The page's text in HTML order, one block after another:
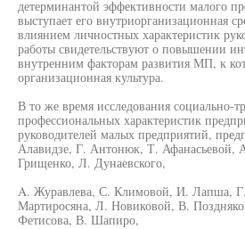
детерминантой эффективности малого
выступает его внутриорганизационная
влиянием личностных характеристик
работы свидетельствуют о повышении
внутренним факторам развития МП, к
организационная культура.
В то же время исследования социально-
профессиональных характеристик
руководителей малых предприятий,
Алавидзе, Г. Антонюк, Т. Афанасьевой,
Грищенко, Л. Дунаевского,
A. Журавлева, С. Климовой, И. Лапша,
Мартиросяна, Л. Новиковой, В.
Фетисова, В. Шапиро,